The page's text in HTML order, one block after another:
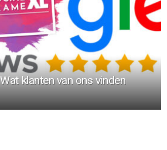
klanten van ons vinden